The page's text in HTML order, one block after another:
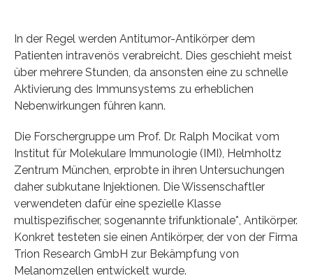
In der Regel werden Antitumor-Antikörper dem
Patienten intravenös verabreicht. Dies geschieht meist
über mehrere Stunden, da ansonsten eine zu schnelle
Aktivierung des Immunsystems zu erheblichen
Nebenwirkungen führen kann.
Die Forschergruppe um Prof. Dr. Ralph Mocikat vom
Institut für Molekulare Immunologie (IMI), Helmholtz
Zentrum München, erprobte in ihren Untersuchungen
daher subkutane Injektionen. Die Wissenschaftler
verwendeten dafür eine spezielle Klasse
multispezifischer, sogenannte trifunktionale*, Antikörper.
Konkret testeten sie einen Antikörper, der von der Firma
Trion Research GmbH zur Bekämpfung von
Melanomzellen entwickelt wurde.